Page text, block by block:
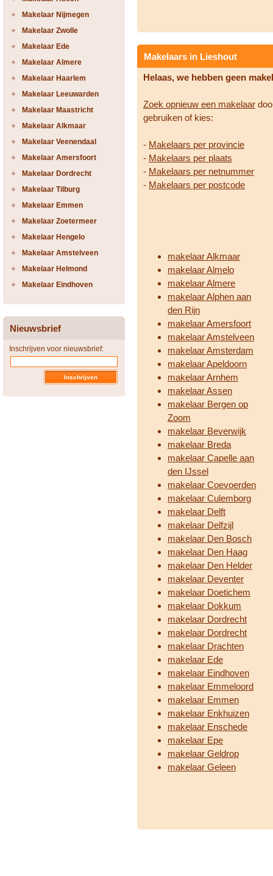
Makelaar Nijmegen
Makelaar Zwolle
Makelaar Ede
Makelaar Almere
Makelaar Haarlem
Makelaar Leeuwarden
Makelaar Maastricht
Makelaar Alkmaar
Makelaar Veenendaal
Makelaar Amersfoort
Makelaar Dordrecht
Makelaar Tilburg
Makelaar Emmen
Makelaar Zoetermeer
Makelaar Hengelo
Makelaar Amstelveen
Makelaar Helmond
Makelaar Eindhoven
Nieuwsbrief
Inschrijven voor nieuwsbrief:
Makelaars in Lieshout
Helaas, we hebben geen
Zoek opnieuw een makelaar
gebruiken of kies:
- Makelaars per provincie
- Makelaars per plaats
- Makelaars per netnummer
- Makelaars per postcode
makelaar Alkmaar
makelaar Almelo
makelaar Almere
makelaar Alphen aan
den Rijn
makelaar Amersfoort
makelaar Amstelveen
makelaar Amsterdam
makelaar Apeldoorn
makelaar Arnhem
makelaar Assen
makelaar Bergen op
Zoom
makelaar Beverwijk
makelaar Breda
makelaar Capelle aan
den IJssel
makelaar Coevoerden
makelaar Culemborg
makelaar Delft
makelaar Delfzijl
makelaar Den Bosch
makelaar Den Haag
makelaar Den Helder
makelaar Deventer
makelaar Doetichem
makelaar Dokkum
makelaar Dordrecht
makelaar Dordrecht
makelaar Drachten
makelaar Ede
makelaar Eindhoven
makelaar Emmeloord
makelaar Emmen
makelaar Enkhuizen
makelaar Enschede
makelaar Epe
makelaar Geldrop
makelaar Geleen